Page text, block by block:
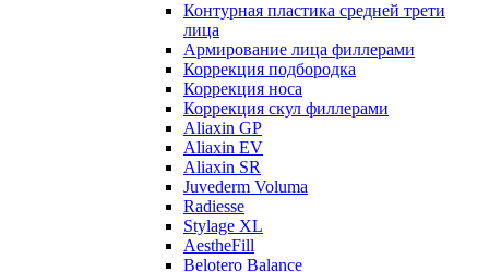
Контурная пластика средней трети
лица
Армирование лица филлерами
Коррекция подбородка
Коррекция носа
Коррекция скул филлерами
Aliaxin GP
Aliaxin EV
Aliaxin SR
Juvederm Voluma
Radiesse
Stylage XL
AestheFill
Belotero Balance